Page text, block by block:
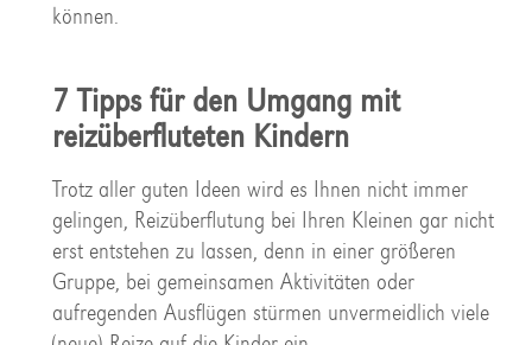
können.
7 Tipps für den Umgang mit
reizüberfluteten Kindern
Trotz aller guten Ideen wird es Ihnen nicht immer
gelingen, Reizüberflutung bei Ihren Kleinen gar nicht
erst entstehen zu lassen, denn in einer größeren
Gruppe, bei gemeinsamen Aktivitäten oder
aufregenden Ausflügen stürmen unvermeidlich viele